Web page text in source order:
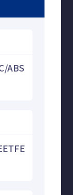
ABS
ETFE